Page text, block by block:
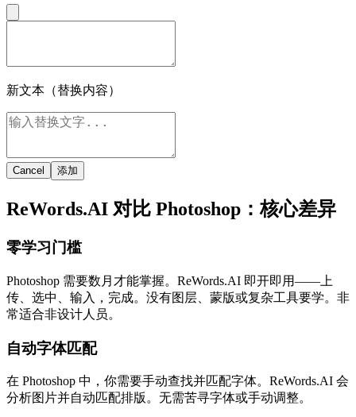
新文本（替换内容）
Cancel 添加
ReWords.AI 对比 Photoshop：核心差异
零学习门槛
Photoshop 需要数月才能掌握。ReWords.AI 即开即用——上
传、选中、输入，完成。没有图层、蒙版或复杂工具要学。非
常适合非设计人员。
自动字体匹配
在 Photoshop 中，你需要手动查找并匹配字体。ReWords.AI 会
分析图片并自动匹配排版。无需苦寻字体或手动调整。